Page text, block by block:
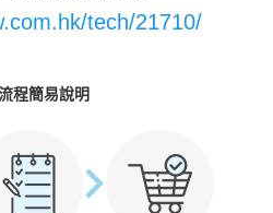
tech/21710/
程簡易說明